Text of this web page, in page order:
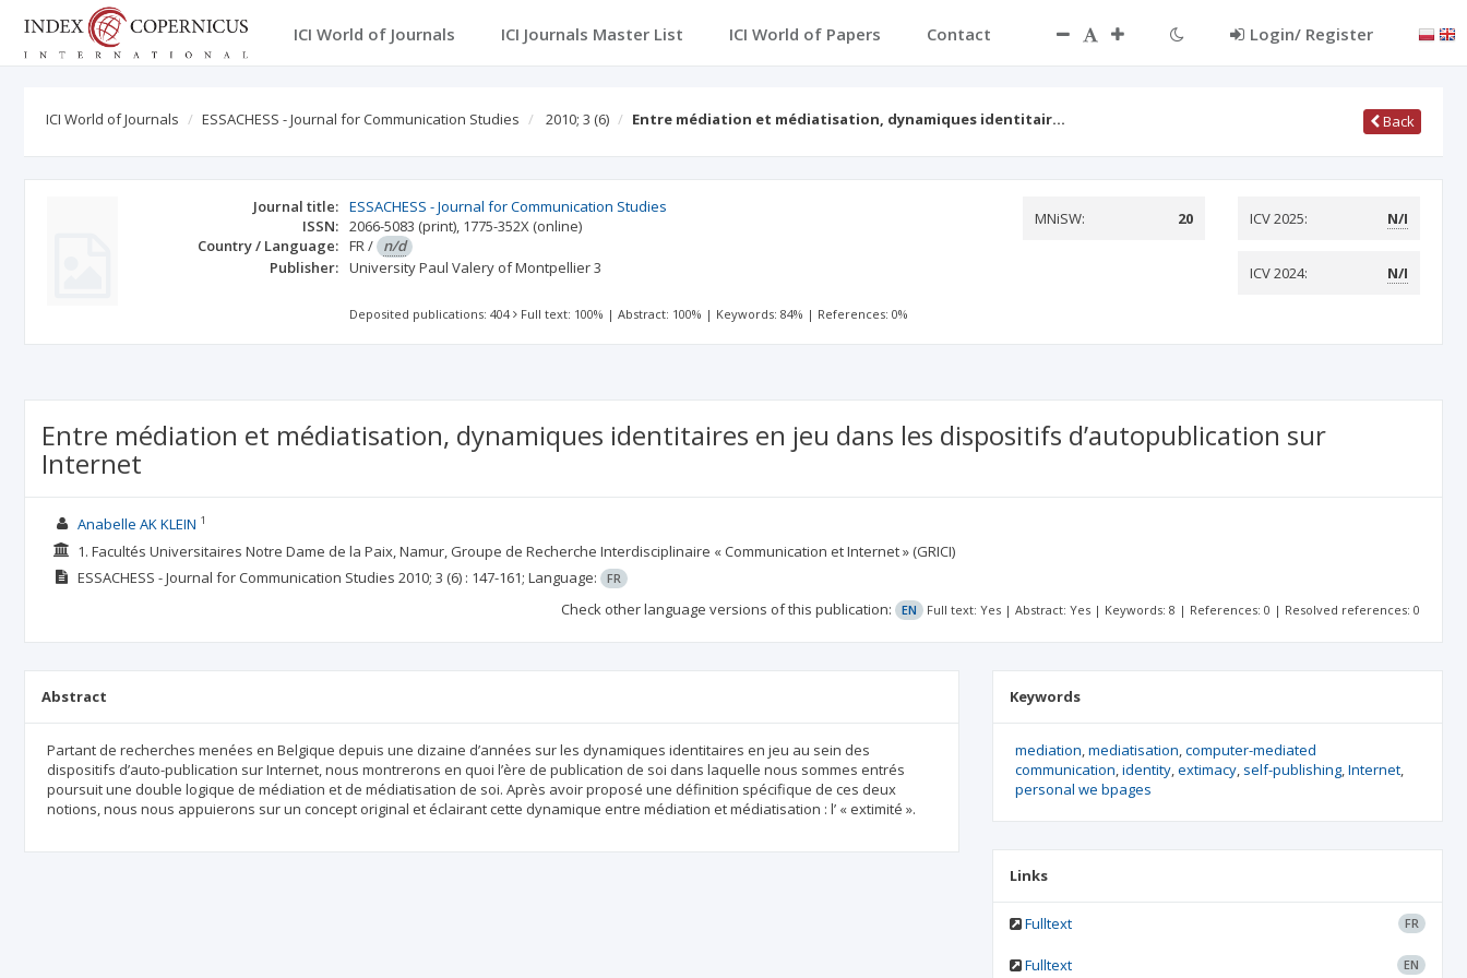
ICI World of Journals ICI Journals Master List ICI World of Papers Contact Login/ Register
ICI World of Journals ESSACHESS - Journal for Communication Studies 2010; 3 (6) Entre médiation et médiatisation, dynamiques identitair… Back
Journal title: ESSACHESS - Journal for Communication Studies
ISSN: 2066-5083 (print), 1775-352X (online)
Country / Language: FR/ n/d
Publisher: University Paul Valery of Montpellier 3
MNiSW: 20 ICV 2025: N/I
ICV 2024: N/I
Deposited publications: 404 Full text: 100% |Abstract: 100% | Keywords: 84% | References: 0%
Entre médiation et médiatisation, dynamiques identitaires en jeu dans les dispositifs d’autopublication sur
Internet
Anabelle AK KLEIN 1
1. Facultés Universitaires Notre Dame de la Paix, Namur, Groupe de Recherche Interdisciplinaire « Communication et Internet » (GRICI)
ESSACHESS - Journal for Communication Studies 2010; 3 (6) : 147-161; Language: FR
Check other language versions of this publication: EN Full text: Yes | Abstract: Yes | Keywords: 8 | References: 0 | Resolved references: 0
Abstract
Partant de recherches menées en Belgique depuis une dizaine d’années sur les dynamiques identitaires en jeu au sein des
dispositifs d’auto-publication sur Internet, nous montrerons en quoi l’ère de publication de soi dans laquelle nous sommes entrés
poursuit une double logique de médiation et de médiatisation de soi. Après avoir proposé une définition spécifique de ces deux
notions, nous nous appuierons sur un concept original et éclairant cette dynamique entre médiation et médiatisation : l’ « extimité ».
Keywords
mediation mediatisation computer-mediated
communication identity extimacy self-publishing Internet
personal we bpages
Links
Fulltext FR
Fulltext EN